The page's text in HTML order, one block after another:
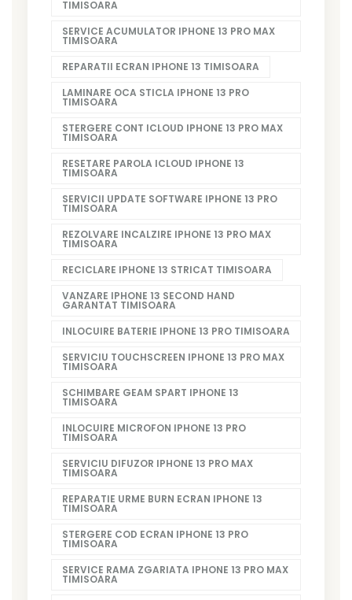
TIMISOARA
SERVICE ACUMULATOR IPHONE 13 PRO MAX
TIMISOARA
REPARATII ECRAN IPHONE 13 TIMISOARA
LAMINARE OCA STICLA IPHONE 13 PRO
TIMISOARA
STERGERE CONT ICLOUD IPHONE 13 PRO MAX
TIMISOARA
RESETARE PAROLA ICLOUD IPHONE 13
TIMISOARA
SERVICII UPDATE SOFTWARE IPHONE 13 PRO
TIMISOARA
REZOLVARE INCALZIRE IPHONE 13 PRO MAX
TIMISOARA
RECICLARE IPHONE 13 STRICAT TIMISOARA
VANZARE IPHONE 13 SECOND HAND
GARANTAT TIMISOARA
INLOCUIRE BATERIE IPHONE 13 PRO TIMISOARA
SERVICIU TOUCHSCREEN IPHONE 13 PRO MAX
TIMISOARA
SCHIMBARE GEAM SPART IPHONE 13
TIMISOARA
INLOCUIRE MICROFON IPHONE 13 PRO
TIMISOARA
SERVICIU DIFUZOR IPHONE 13 PRO MAX
TIMISOARA
REPARATIE URME BURN ECRAN IPHONE 13
TIMISOARA
STERGERE COD ECRAN IPHONE 13 PRO
TIMISOARA
SERVICE RAMA ZGARIATA IPHONE 13 PRO MAX
TIMISOARA